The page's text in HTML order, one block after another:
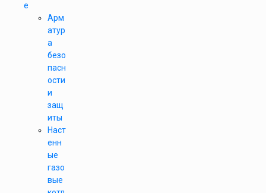
е
Арм
атур
а
безо
пасн
ости
и
защ
иты
Наст
енн
ые
газо
вые